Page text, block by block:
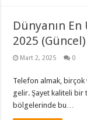
Dünyanın
2025 (Güncel)
Mart 2, 2025 0
Telefon almak, birçok
gelir. Şayet kaliteli bir
bölgelerinde bu…